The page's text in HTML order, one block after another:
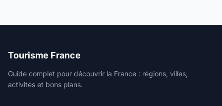
Tourisme France
Guide complet pour découvrir la France : régions, villes,
activités et bons plans.